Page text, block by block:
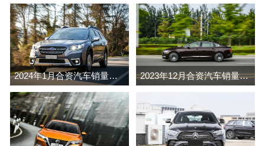
2024年1月合资汽车销量排行榜完整版名单(零售量 2023年12月合资汽车销量排行榜完整版名单(零售量